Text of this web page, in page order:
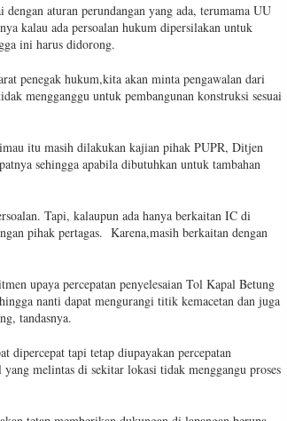
aturan perundangan yang ada, terumama UU
kalau ada persoalan hukum dipersilakan untuk
ini harus didorong.
penegak hukum,kita akan minta pengawalan dari
mengganggu untuk pembangunan konstruksi sesuai
itu masih dilakukan kajian pihak PUPR, Ditjen
sehingga apabila dibutuhkan untuk tambahan
Tapi, kalaupun ada hanya berkaitan IC di
pihak pertagas. Karena,masih berkaitan dengan
upaya percepatan penyelesaian Tol Kapal Betung
nanti dapat mengurangi titik kemacetan dan juga
tandasnya.
dipercepat tapi tetap diupayakan percepatan
melintas di sekitar lokasi tidak menggangu proses